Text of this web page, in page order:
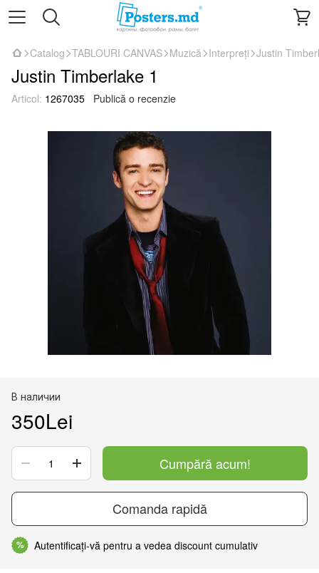
Catalog TABLOURI CANVAS Muzică Interpreți Justin
Justin Timberlake 1
Articol: 1267035 Publică o recenzie
В наличии
350Lei
Cumpără acum!
Comanda rapidă
% Autentificați-vă pentru a vedea discount cumulativ